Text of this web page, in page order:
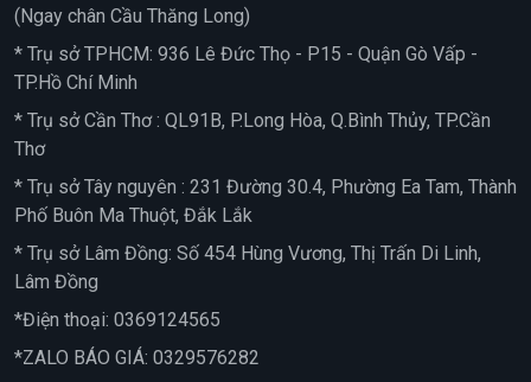
(Ngay chân Cầu Thăng Long)
* Trụ sở TPHCM: 936 Lê Đức Thọ - P15 - Quận Gò Vấp -
TP.Hồ Chí Minh
* Trụ sở Cần Thơ : QL91B, P.Long Hòa, Q.Bình Thủy, TP.Cần
Thơ
* Trụ sở Tây nguyên : 231 Đường 30.4, Phường Ea Tam, Thành
Phố Buôn Ma Thuột, Đắk Lắk
* Trụ sở Lâm Đồng: Số 454 Hùng Vương, Thị Trấn Di Linh,
Lâm Đồng
*Điện thoại: 0369124565
*ZALO BÁO GIÁ: 0329576282